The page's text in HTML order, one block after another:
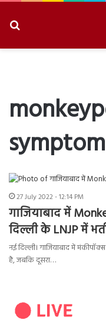
27 July 2022 - 12:14 PM
गाजियाबाद में
दिल्ली के LNJP में
नई दिल्ली। गाजियाबाद में
है, जबकि दूसरा…